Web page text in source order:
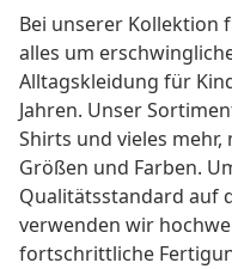
Bei unserer Kollektion
alles um
Alltagskleidung für
Jahren. Unser
Shirts und vieles
Größen und Farben.
Qualitätsstandard auf
verwenden wir
fortschrittliche